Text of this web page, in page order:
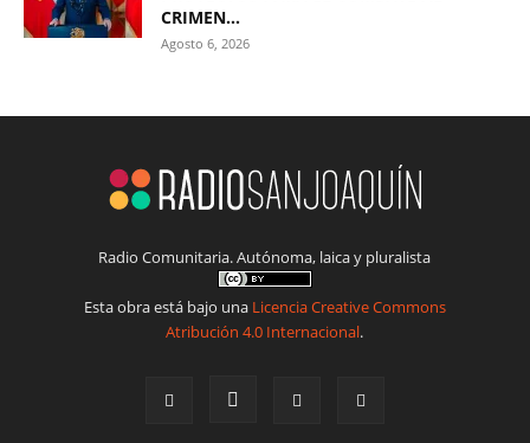
CRIMEN...
Agosto 6, 2026
Radio Comunitaria. Autónoma, laica y pluralista
Esta obra está bajo una Licencia Creative Commons
Atribución 4.0 Internacional.